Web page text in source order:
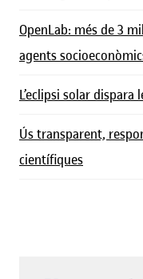
OpenLab: més de 3
agents
L’eclipsi solar dispara
Ús transparent,
científiques